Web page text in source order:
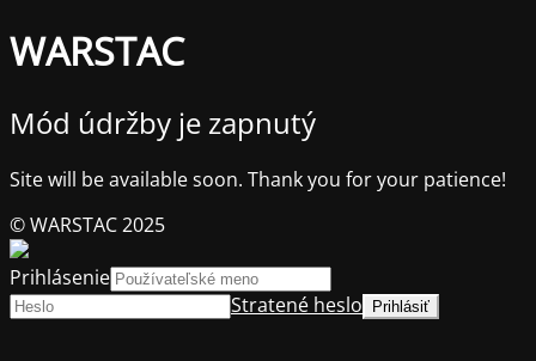
WARSTAC
Mód údržby je zapnutý
Site will be available soon. Thank you for your patience!
© WARSTAC 2025
Prihlásenie
Stratené heslo